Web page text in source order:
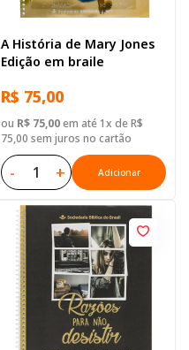
A História de Mary Jones
Edição em braile
R$ 75,00
ou R$ 75,00em até 1x de R$
75,00 sem juros no cartão
- + Adicionar